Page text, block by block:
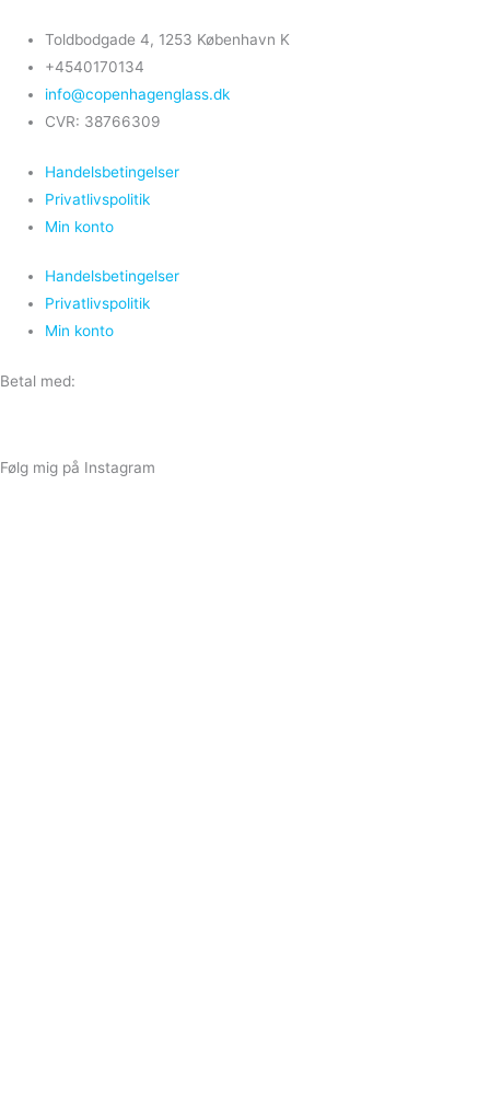
Toldbodgade 4, 1253 København K
+4540170134
info@copenhagenglass.dk
CVR: 38766309
Handelsbetingelser
Privatlivspolitik
Min konto
Handelsbetingelser
Privatlivspolitik
Min konto
Betal med:
Følg mig på Instagram